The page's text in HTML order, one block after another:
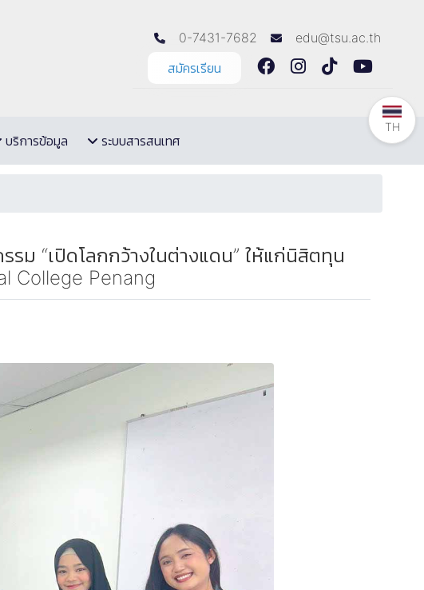
0-7431-7682
edu@tsu.ac.th
สมัครเรียน
บริการข้อมูล ระบบสารสนเทศ
ม “เปิดโลกกว้างในต่างแดน” ให้แก่นิสิตทุน
College Penang
TH